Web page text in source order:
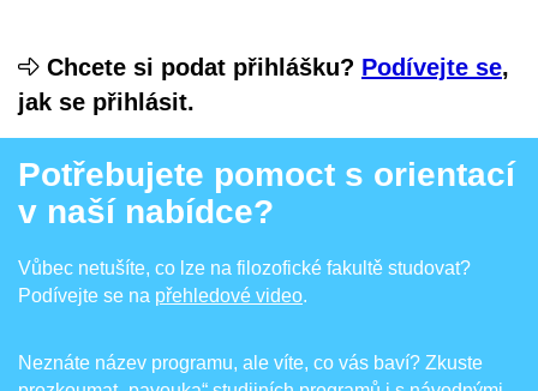
Chcete si podat přihlášku? Podívejte se,
jak se přihlásit.
Potřebujete pomoct s orientací
v naší nabídce?
Vůbec netušíte, co lze na filozofické fakultě studovat?
Podívejte se na přehledové video.
Neznáte název programu, ale víte, co vás baví? Zkuste